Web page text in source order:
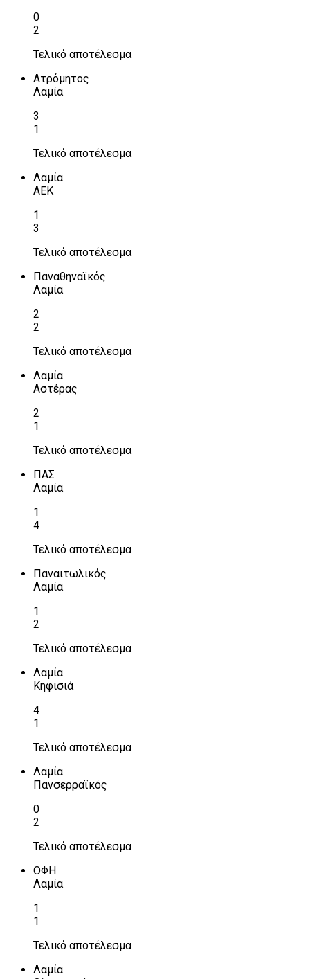
0
2
Τελικό αποτέλεσμα
Ατρόμητος
Λαμία
3
1
Τελικό αποτέλεσμα
Λαμία
ΑΕΚ
1
3
Τελικό αποτέλεσμα
Παναθηναϊκός
Λαμία
2
2
Τελικό αποτέλεσμα
Λαμία
Αστέρας
2
1
Τελικό αποτέλεσμα
ΠΑΣ
Λαμία
1
4
Τελικό αποτέλεσμα
Παναιτωλικός
Λαμία
1
2
Τελικό αποτέλεσμα
Λαμία
Κηφισιά
4
1
Τελικό αποτέλεσμα
Λαμία
Πανσερραϊκός
0
2
Τελικό αποτέλεσμα
ΟΦΗ
Λαμία
1
1
Τελικό αποτέλεσμα
Λαμία